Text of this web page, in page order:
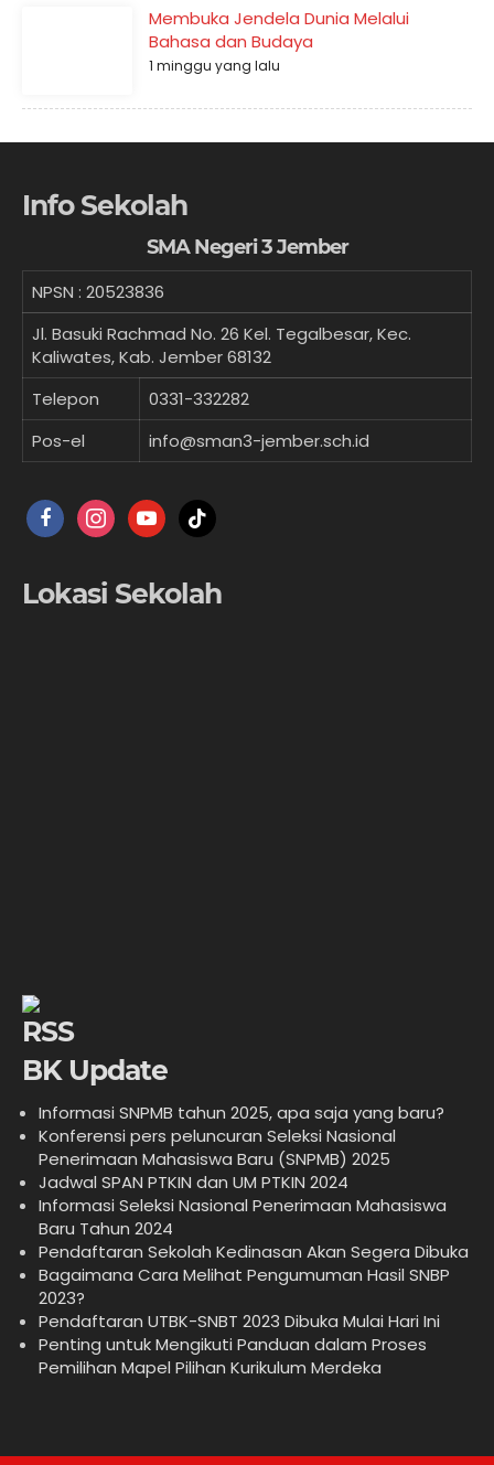
Membuka Jendela Dunia Melalui
Bahasa dan Budaya
1 minggu yang lalu
Info Sekolah
SMA Negeri 3 Jember
NPSN : 20523836
Jl. Basuki Rachmad No. 26 Kel. Tegalbesar, Kec.
Kaliwates, Kab. Jember 68132
Telepon
0331-332282
Pos-el
info@sman3-jember.sch.id
facebookinstagramyoutubetiktok
Lokasi Sekolah
BK Update
Informasi SNPMB tahun 2025, apa saja yang baru?
Konferensi pers peluncuran Seleksi Nasional
Penerimaan Mahasiswa Baru (SNPMB) 2025
Jadwal SPAN PTKIN dan UM PTKIN 2024
Informasi Seleksi Nasional Penerimaan Mahasiswa
Baru Tahun 2024
Pendaftaran Sekolah Kedinasan Akan Segera Dibuka
Bagaimana Cara Melihat Pengumuman Hasil SNBP
2023?
Pendaftaran UTBK-SNBT 2023 Dibuka Mulai Hari Ini
Penting untuk Mengikuti Panduan dalam Proses
Pemilihan Mapel Pilihan Kurikulum Merdeka